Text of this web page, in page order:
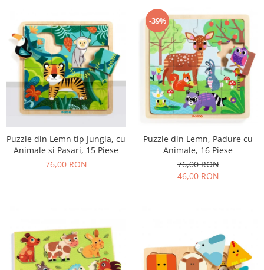
Puzzle din Lemn tip Jungla, cu
Animale si Pasari, 15 Piese
76,00 RON
-39%
Puzzle din Lemn, Padure cu
Animale, 16 Piese
76,00 RON
46,00 RON